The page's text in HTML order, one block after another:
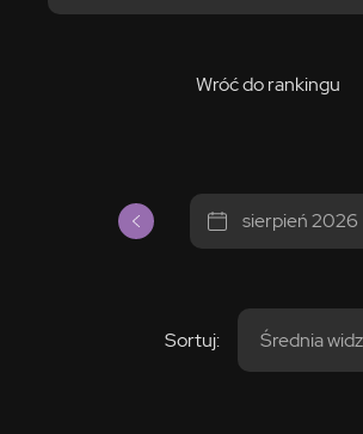
Wróć do rankingu
sierpień 2026
Sortuj: